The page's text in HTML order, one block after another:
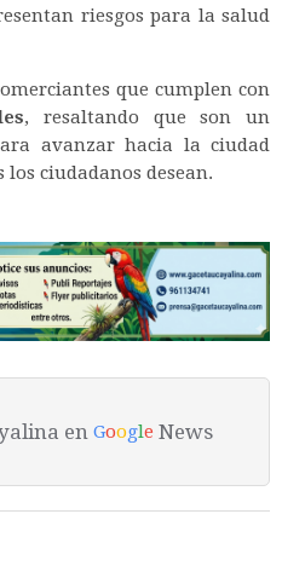
riesgos para la salud
que cumplen con
, resaltando que son un
avanzar hacia la ciudad
ciudadanos desean.
en Google News